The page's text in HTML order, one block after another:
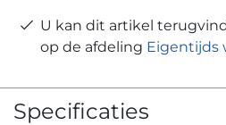
U kan dit artikel
op de afdeling Eigentijds
Specificaties